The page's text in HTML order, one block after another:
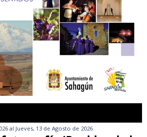
al Jueves, 13 de Agosto de 2026